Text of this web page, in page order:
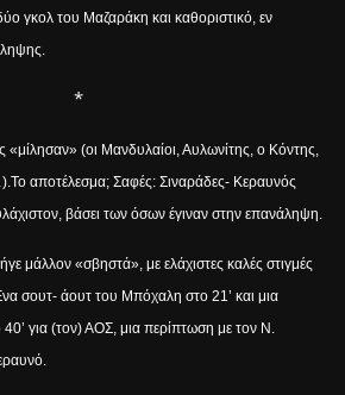
γκολ του Μαζαράκη και καθοριστικό, εν
*
«μίλησαν» (οι Μανδυλαίοι, Αυλωνίτης, ο Κόντης,
αποτέλεσμα; Σαφές: Σιναράδες- Κεραυνός
βάσει των όσων έγιναν στην επανάληψη.
μάλλον «σβηστά», με ελάχιστες καλές στιγμές
σουτ- άουτ του Μπόχαλη στο 21’ και μια
για (τον) ΑΟΣ, μια περίπτωση με τον Ν.